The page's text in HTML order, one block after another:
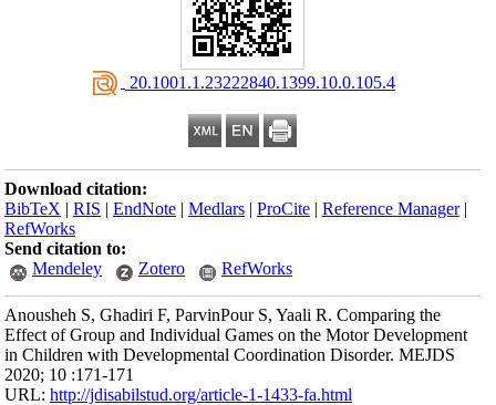
‎ 20.1001.1.23222840.1399.10.0.105.4
Download citation:
BibTeX |RIS |EndNote |Medlars |ProCite |Reference Manager
RefWorks
Send citation to:
Mendeley
Zotero RefWorks
Anousheh S, Ghadiri F, ParvinPour S, Yaali R. Comparing the
Effect of Group and Individual Games on the Motor Development
in Children with Developmental Coordination Disorder. MEJDS
2020; 10 :171-171
URL:http://jdisabilstud.org/article-1-1433-fa.html